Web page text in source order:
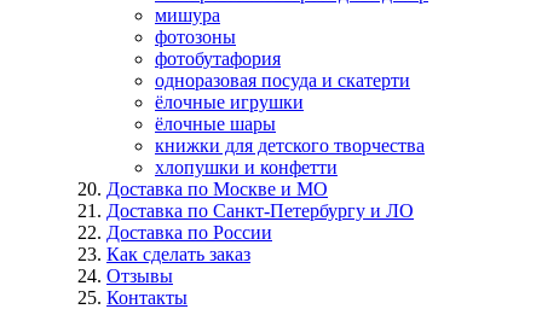
мишура
фотозоны
фотобутафория
одноразовая посуда и скатерти
ёлочные игрушки
ёлочные шары
книжки для детского творчества
хлопушки и конфетти
Доставка по Москве и МО
Доставка по Санкт-Петербургу и ЛО
Доставка по России
Как сделать заказ
Отзывы
Контакты